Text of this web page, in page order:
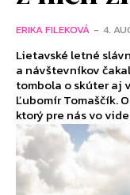
ERIKA FILEKOVÁ - 4.
Lietavské letné
a návštevníkov
tombola o skúter aj
Ľubomír Tomaščík.
ktorý pre nás vo